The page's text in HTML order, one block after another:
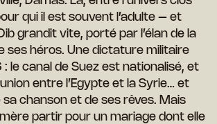
qui il est souvent l’adulte – et
grandit vite, porté par l’élan de la
ses héros. Une dictature militaire
le canal de Suez est nationalisé, et
entre l’Egypte et la Syrie… et
chanson et de ses rêves. Mais
mère partir pour un mariage dont elle